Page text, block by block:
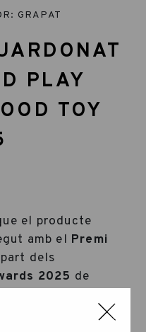
GRAPAT
PLAY
TOY
el producte
amb el Premi
dels
2025 de
seleccionades